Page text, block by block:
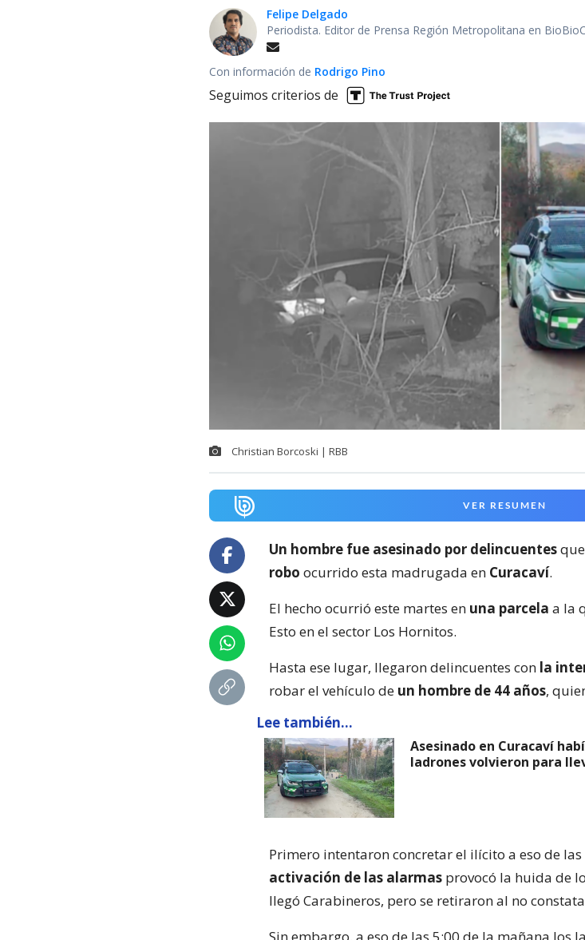
Felipe Delgado
Periodista. Editor de Prensa Región Metropolitana en
Con información de Rodrigo Pino
Seguimos criterios de
Christian Borcoski | RBB
VER RESUMEN
Un hombre fue asesinado por delincuentes
robo ocurrido esta madrugada en Curacaví.
El hecho ocurrió este martes en una parcela a la
Esto en el sector Los Hornitos.
Hasta ese lugar, llegaron delincuentes con la
robar el vehículo de un hombre de 44 años,
Lee también...
Asesinado en Curacaví
ladrones volvieron para
Primero intentaron concretar el ilícito a eso de
activación de las alarmas provocó la huida de
llegó Carabineros, pero se retiraron al no
Sin embargo, a eso de las 5:00 de la mañana los